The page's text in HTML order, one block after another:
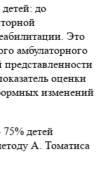
до
Это
амбулаторного
оценки
изменений
детей
А. Томатиса